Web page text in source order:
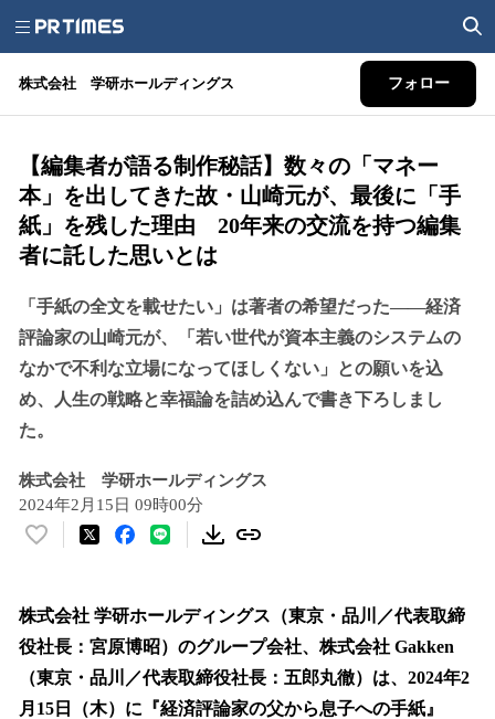
株式会社 学研ホールディングス フォロー
【編集者が語る制作秘話】数々の「マネー
本」を出してきた故・山崎元が、最後に「手
紙」を残した理由 20年来の交流を持つ編集
者に託した思いとは
「手紙の全文を載せたい」は著者の希望だった――経済
評論家の山崎元が、「若い世代が資本主義のシステムの
なかで不利な立場になってほしくない」との願いを込
め、人生の戦略と幸福論を詰め込んで書き下ろしまし
た。
株式会社 学研ホールディングス
2024年2月15日 09時00分
い
！
数
を
読
み
株式会社 学研ホールディングス（東京・品川／代表取締
役社長：宮原博昭）のグループ会社、株式会社 Gakken
（東京・品川／代表取締役社長：五郎丸徹）は、2024年2
月15日（木）に『経済評論家の父から息子への手紙』